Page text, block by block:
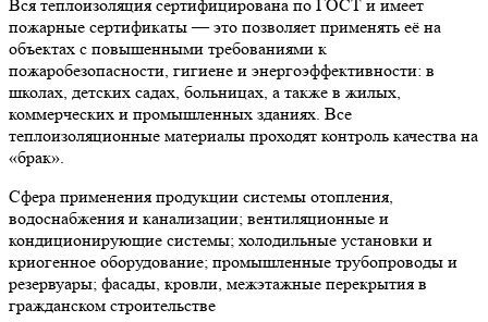
Вся теплоизоляция сертифицирована по ГОСТ и имеет
пожарные сертификаты — это позволяет применять её на
объектах с повышенными требованиями к
пожаробезопасности, гигиене и энергоэффективности: в
школах, детских садах, больницах, а также в жилых,
коммерческих и промышленных зданиях. Все
теплоизоляционные материалы проходят контроль качества на
«брак».
Сфера применения продукции системы отопления,
водоснабжения и канализации; вентиляционные и
кондиционирующие системы; холодильные установки и
криогенное оборудование; промышленные трубопроводы и
резервуары; фасады, кровли, межэтажные перекрытия в
гражданском строительстве